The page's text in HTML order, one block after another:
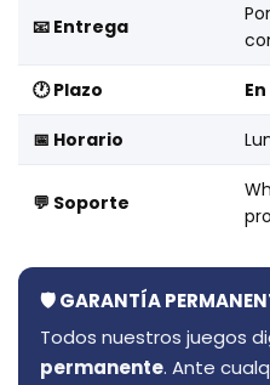
📧 Entrega
🕐 Plazo
📅 Horario
💬 Soporte
🛡️ GARANTÍA
Todos nuestros juegos
permanente. Ante